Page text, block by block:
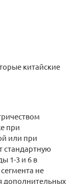
китайские
при
или при
стандартную
1-3 и 6 в
не
дополнительных